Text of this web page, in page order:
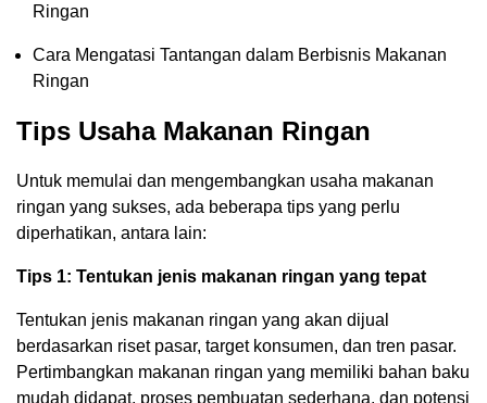
Ringan
Cara Mengatasi Tantangan dalam Berbisnis Makanan
Ringan
Tips Usaha Makanan Ringan
Untuk memulai dan mengembangkan usaha makanan
ringan yang sukses, ada beberapa tips yang perlu
diperhatikan, antara lain:
Tips 1: Tentukan jenis makanan ringan yang tepat
Tentukan jenis makanan ringan yang akan dijual
berdasarkan riset pasar, target konsumen, dan tren pasar.
Pertimbangkan makanan ringan yang memiliki bahan baku
mudah didapat, proses pembuatan sederhana, dan potensi